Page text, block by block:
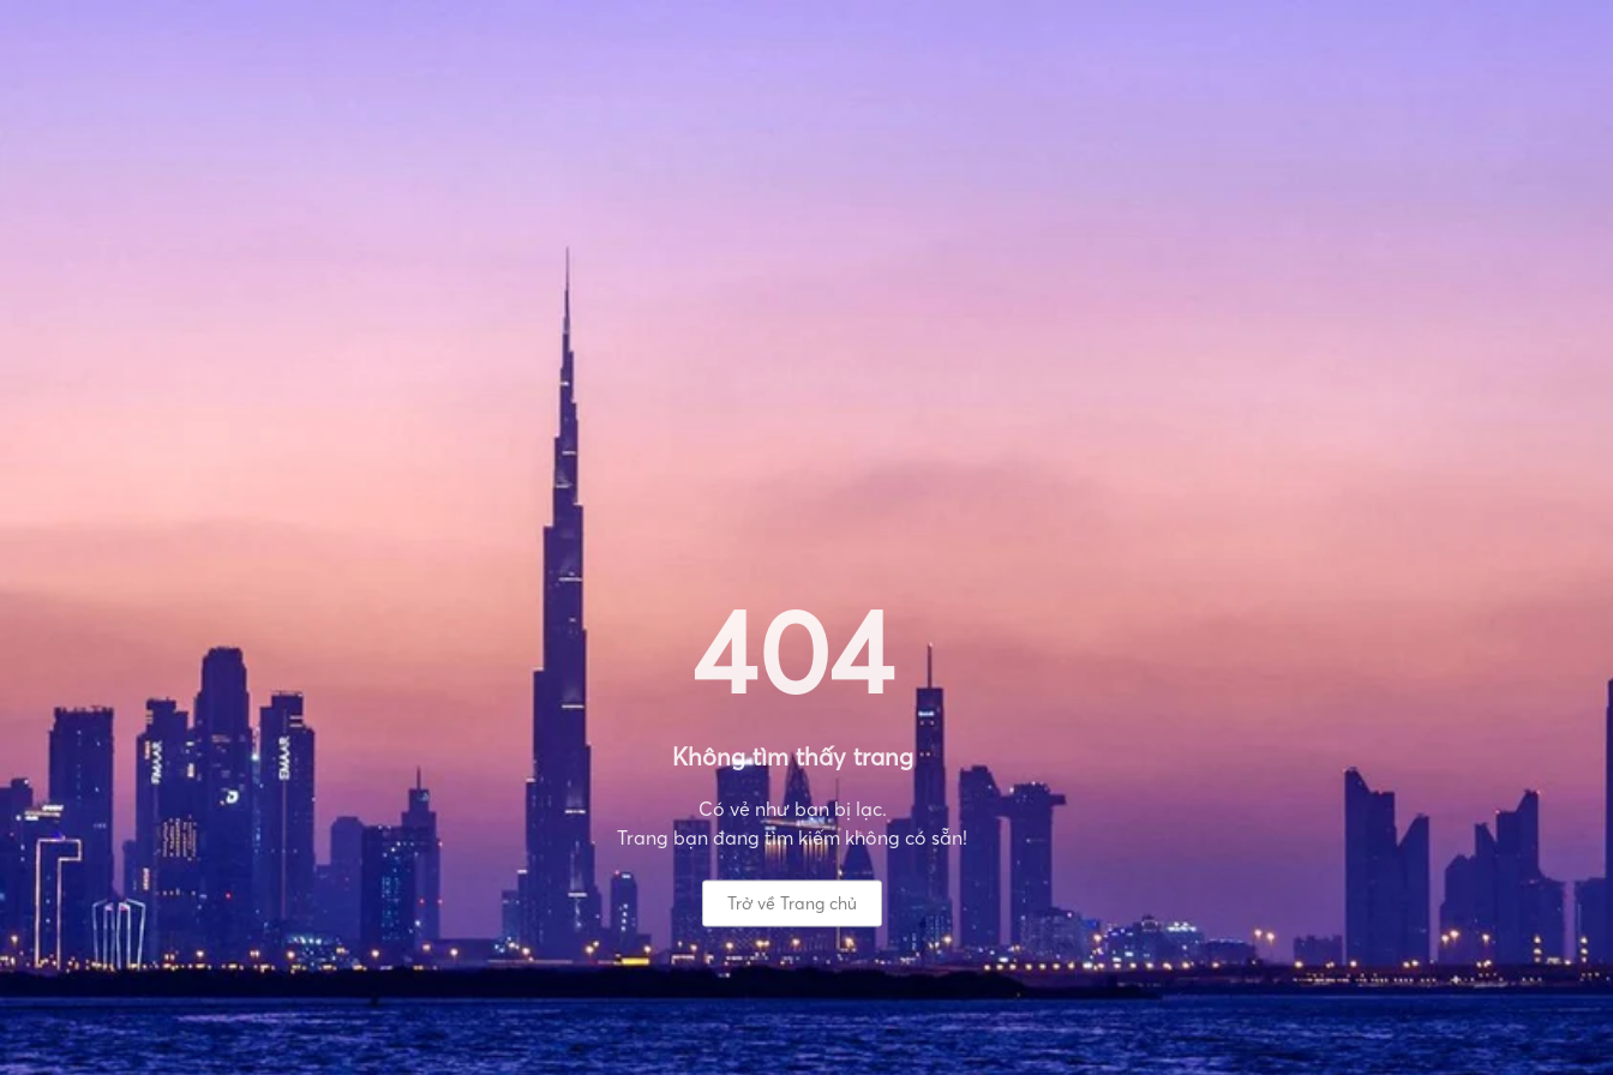
404
Không tìm thấy trang
Có vẻ như bạn bị lạc.
Trang bạn đang tìm kiếm không có sẵn!
Trở về Trang chủ